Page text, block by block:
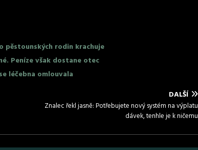
pěstounských rodin krachuje
Peníze však dostane otec
léčebna omlouvala
DALŠÍ
Znalec řekl jasně: Potřebujete nový systém na výplatu
dávek, tenhle je k ničemu